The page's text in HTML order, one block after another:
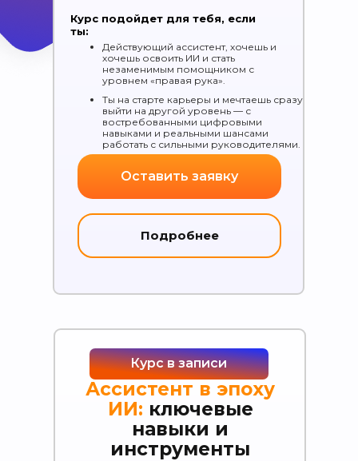
Курс подойдет для тебя, если
ты:
Действующий ассистент, хочешь и
хочешь освоить ИИ и стать
незаменимым помощником с
уровнем «правая рука».
Ты на старте карьеры и мечтаешь сразу
выйти на другой уровень — с
востребованными цифровыми
навыками и реальными шансами
работать с сильными руководителями.
Оставить заявку
Подробнее
делает за минуты
— Как разговаривать с ИИ так, чтобы он
понимал вас с полуслова и
выдавалрезультат с первого раза
— Как собратьсвою команду ИИ-
сотрудников (GPTs) для встреч,
регламентов, задач и аналитики
— Как внедрить ИИ в рутину ассистента,
чтобывыполнять задачи в 10 раз
быстрее, заменяя целый отдел
Зарегистрироваться
Курс в записи
Ассистент в эпоху
ИИ: ключевые
навыки и
инструменты